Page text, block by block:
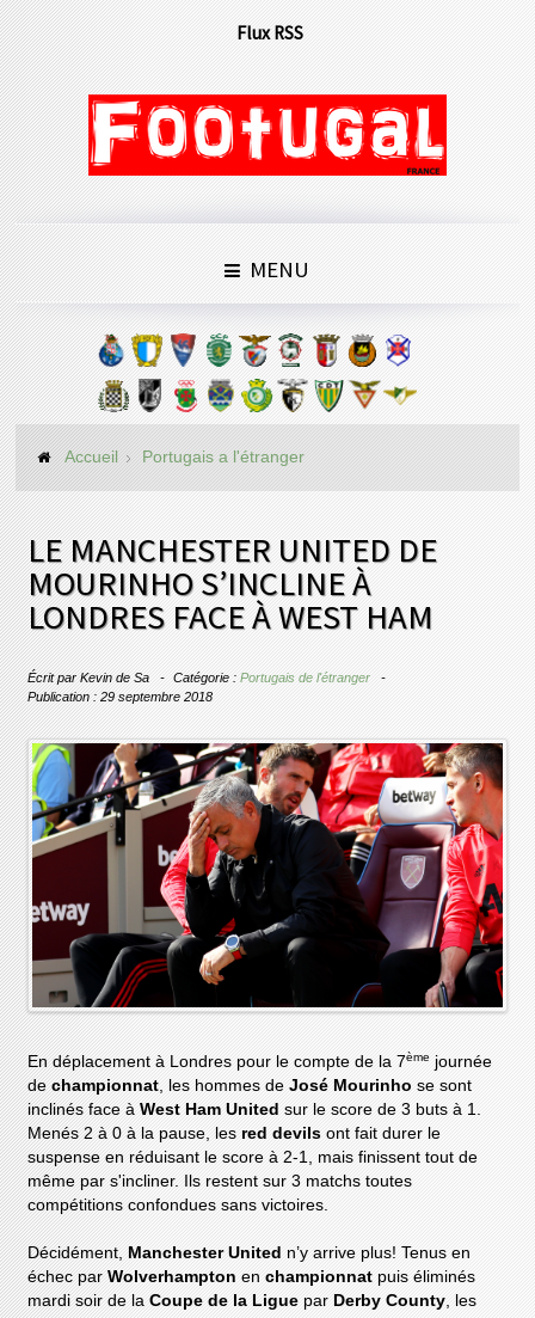
Flux RSS
MENU
Accueil Portugais a l'étranger
LE MANCHESTER UNITED DE
MOURINHO S’INCLINE À
LONDRES FACE À WEST HAM
Écrit parKevin de Sa Catégorie :Portugais de l'étranger
Publication : 29 septembre 2018
En déplacement à Londres pour le compte de la 7ème journée
dechampionnat , les hommes deJosé Mourinho se sont
inclinés face àWest Ham United sur le score de 3 buts à 1.
Menés 2 à 0 à la pause, lesred devils ont fait durer le
suspense en réduisant le score à 2-1, mais finissent tout de
même par s'incliner. Ils restent sur 3 matchs toutes
compétitions confondues sans victoires.
Décidément, Manchester United n’y arrive plus! Tenus en
échec parWolverhamptonenchampionnat puis éliminés
mardi soir de laCoupe de la Ligue par Derby County , les